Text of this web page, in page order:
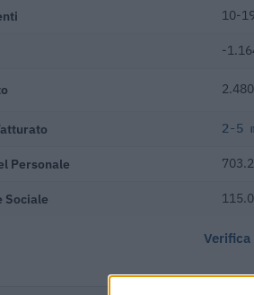
10-
-
2-5
Personale
Sociale